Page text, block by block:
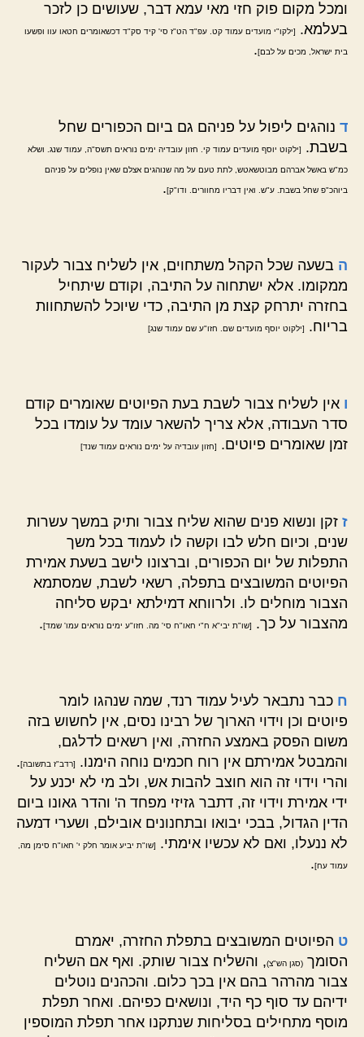
ומכל מקום פוק חזי מאי עמא דבר, שעושים כן לזכר
בעלמא.
[ילקו"י מועדים עמוד קט. עפ"ד הט"ז סי' קיד סק"ד דכשאומרים חטאו עוו ופשעו
בית ישראל, מכים על לבם].
ד נוהגים ליפול על פניהם גם ביום הכפורים שחל
בשבת.
[ילקוט יוסף מועדים עמוד קי. חזון עובדיה ימים נוראים תשס"ה, עמוד שנג. ושלא
כמ"ש באשל אברהם מבוטשאטש, לתת טעם על מה שנוהגים אצלם שאין נופלים על פניהם
ביוהכ"פ שחל בשבת. ע"ש. ואין דבריו מחוורים. ודו"ק].
ה בשעה שכל הקהל משתחוים, אין לשליח צבור לעקור
ממקומו. אלא ישתחוה על התיבה, וקודם שיתחיל
בחזרה יתרחק קצת מן התיבה, כדי שיוכל להשתחוות
בריוח.
[ילקוט יוסף מועדים שם. חזו"ע שם עמוד שנג]
ו אין לשליח צבור לשבת בעת הפיוטים שאומרים קודם
סדר העבודה, אלא צריך להשאר עומד על עומדו בכל
זמן שאומרים פיוטים.
[חזון עובדיה על ימים נוראים עמוד שנד]
ז זקן ונשוא פנים שהוא שליח צבור ותיק במשך עשרות
שנים, וכיום חלש לבו וקשה לו לעמוד בכל משך
התפלות של יום הכפורים, וברצונו לישב בשעת אמירת
הפיוטים המשובצים בתפלה, רשאי לשבת, שמסתמא
הצבור מוחלים לו. ולרווחא דמילתא יבקש סליחה
מהצבור על כך.
[שו"ת יבי"א ח"י חאו"ח סי' מה. חזו"ע ימים נוראים עמו' שמד].
ח כבר נתבאר לעיל עמוד רנד, שמה שנהגו לומר
פיוטים וכן וידוי הארוך של רבינו נסים, אין לחשוש בזה
משום הפסק באמצע החזרה, ואין רשאים לדלגם,
והמבטל אמירתם אין רוח חכמים נוחה הימנו.
[רדב"ז בתשובה].
והרי וידוי זה הוא חוצב להבות אש, ולב מי לא יכנע על
ידי אמירת וידוי זה, דתבר גזיזי מפחד ה' והדר גאונו ביום
הדין הגדול, בבכי יבואו ובתחנונים אובילם, ושערי דמעה
לא ננעלו, ואם לא עכשיו אימתי.
[שו"ת יביע אומר חלק י' חאו"ח סימן מה,
עמוד עח].
ט הפיוטים המשובצים בתפלת החזרה, יאמרם
הסומך (סגן הש"צ), והשליח צבור שותק. ואף אם השליח
צבור מהרהר בהם אין בכך כלום. והכהנים נוטלים
ידיהם עד סוף כף היד, ונושאים כפיהם. ואחר תפלת
מוסף מתחילים בסליחות שנתקנו אחר תפלת המוספין